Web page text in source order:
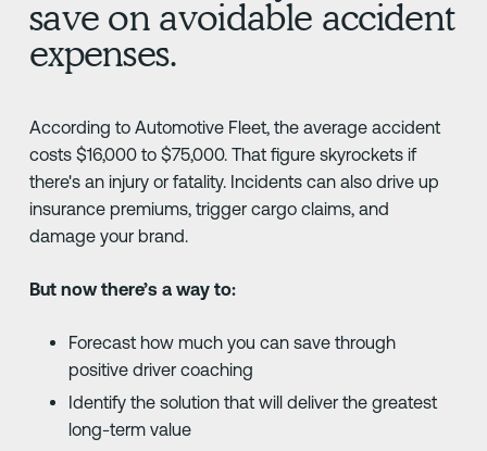
save on avoidable accident
expenses.
According to Automotive Fleet, the average accident
costs $16,000 to $75,000. That figure skyrockets if
there's an injury or fatality. Incidents can also drive up
insurance premiums, trigger cargo claims, and
damage your brand.
But now there’s a way to:
Forecast how much you can save through
positive driver coaching
Identify the solution that will deliver the greatest
long-term value